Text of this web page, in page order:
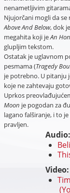
nenametljivim
Njujorčani mogli da se
Above And Below, dok je
megahita koji jeAn
glupljim tekstom.
Ostatak je uglavnom
pesmama (Tragedy
je potrebno. U pitanju
koje ne zahtevaju
Uprkos
Moon je pogodan za
lagano falširanje, i to
pravljen.
Audio:
Video: